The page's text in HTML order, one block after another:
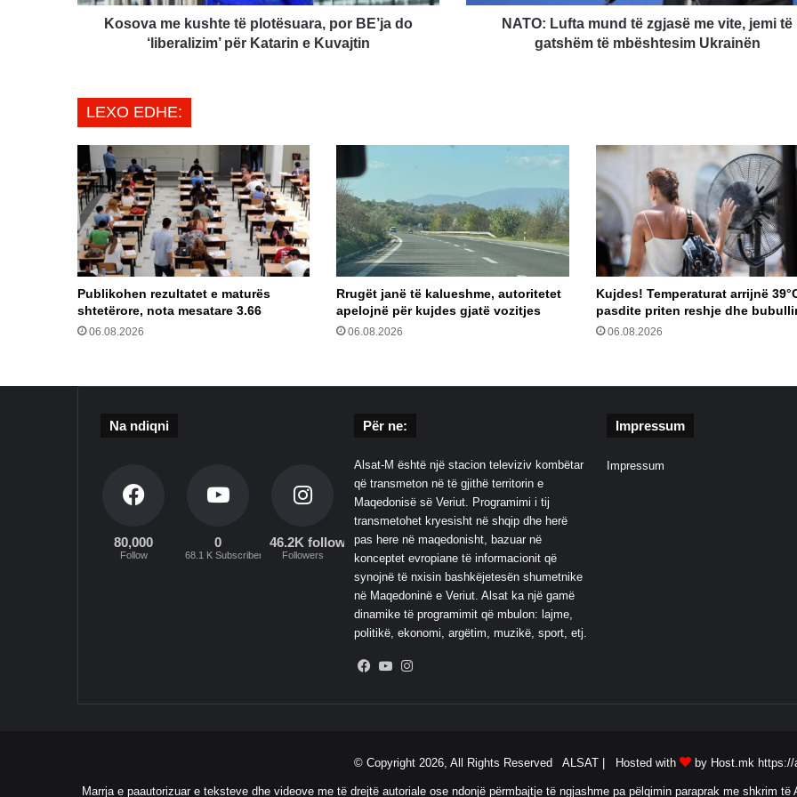
‘liberalizim’
Kosova me kushte të plotësuara, por BE’ja do
‘liberalizim’ për Katarin e Kuvajtin
të
gatshëmNATO: Lufta mund të zgjasë me vite, jemi të
gatshëm të mbështesim Ukrainën
LEXO EDHE:
Publikohen rezultatet e maturës
shtetërore, nota mesatare 3.66
06.08.2026
Rrugët janë të kalueshme, autoritetet
apelojnë për kujdes gjatë vozitjes
06.08.2026
Kujdes! Temperaturat arrijnë
pasdite priten reshje dhe
06.08.2026
Na ndiqni
80,000
Follow
0
68.1 K Subscribers
46.2K followers
Followers
Për ne:
Alsat-M është një stacion televiziv kombëtar
që transmeton në të gjithë territorin e
Maqedonisë së Veriut. Programimi i tij
transmetohet kryesisht në shqip dhe herë
pas here në maqedonisht, bazuar në
konceptet evropiane të informacionit që
synojnë të nxisin bashkëjetesën shumetnike
në Maqedoninë e Veriut. Alsat ka një gamë
dinamike të programimit që mbulon: lajme,
politikë, ekonomi, argëtim, muzikë, sport, etj.
Facebook
YouTube
Impressum
Impressum
© Copyright 2026, All Rights Reserved ALSAT | Hosted with by Host.mk
Marrja e paautorizuar e teksteve dhe videove me të drejtë autoriale ose ndonjë përmbajtje të ngjashme pa pëlqimin paraprak me shkrim